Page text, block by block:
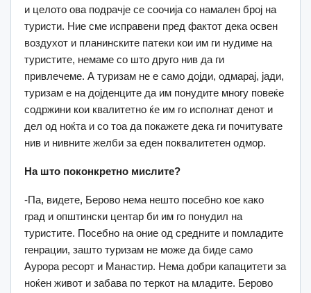
и целото ова подрачје се соочија со намален број на
туристи. Ние сме исправени пред фактот дека освен
воздухот и планинските патеки кои им ги нудиме на
туристите, немаме со што друго нив да ги
привлечеме. А туризам не е само дојди, одмарај, јади,
туризам е на дојденците да им понудите многу повеќе
содржини кои квалитетно ќе им го исполнат денот и
дел од ноќта и со тоа да покажете дека ги почитувате
нив и нивните желби за еден поквалитетен одмор.
На што поконкретно мислите?
-Па, видете, Берово нема нешто посебно кое како
град и општински центар би им го понудил на
туристите. Посебно на оние од средните и помладите
генрации, зашто туризам не може да биде само
Аурора ресорт и Манастир. Нема добри капацитети за
ноќен живот и забава по теркот на младите. Берово